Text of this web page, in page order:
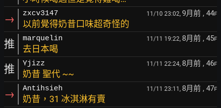
→ zxcv3147 11/10 23:02, 9月前 , 44F
以前覺得奶昔口味超奇怪的
推 marquelin 11/11 19:22, 8月前 , 45F
去日本喝
推 Yjizz 11/11 22:24, 8月前 , 46F
奶昔 聖代 ~~
→ Antihsieh 11/11 23:11, 8月前 , 47F
奶昔，31 冰淇淋有賣